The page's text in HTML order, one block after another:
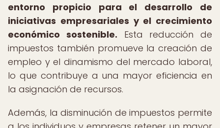
entorno propicio para el desarrollo de
iniciativas empresariales y el crecimiento
económico sostenible. Esta reducción de
impuestos también promueve la creación de
empleo y el dinamismo del mercado laboral,
lo que contribuye a una mayor eficiencia en
la asignación de recursos.
Además, la disminución de impuestos permite